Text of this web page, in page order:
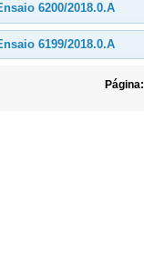
6200/2018.0.A
6199/2018.0.A
Página: